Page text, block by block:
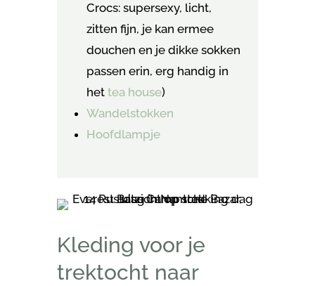
Crocs: supersexy, licht,
zitten fijn, je kan ermee
douchen en je dikke sokken
passen erin, erg handig in
het tea house)
Wandelstokken
Hoofdlampje
Kleding voor je
trektocht naar